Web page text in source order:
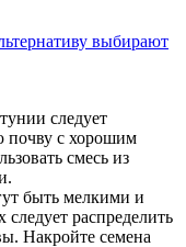
выбирают
следует
почву с хорошим
смесь из
быть мелкими и
распределить
Накройте семена